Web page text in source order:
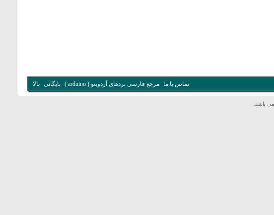
تماس با ما مرجع فارسی بردهای آردوینو ( arduino ) بایگانی بالا